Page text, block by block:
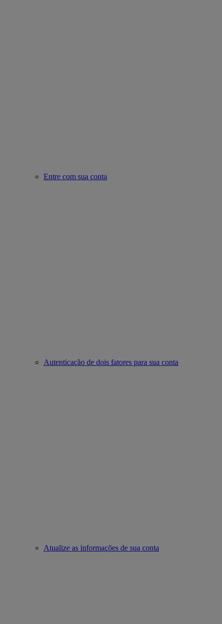
Entre com sua conta
Autenticação de dois fatores para sua conta
Atualize as informações de sua conta